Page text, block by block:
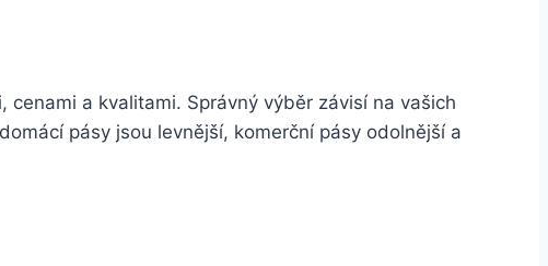
a kvalitami. Správný výběr závisí na vašich
pásy jsou levnější, komerční pásy odolnější a